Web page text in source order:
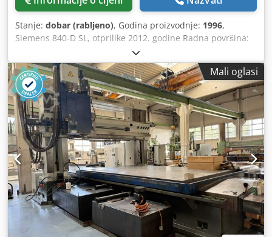
Stanje: dobar (rabljeno), Godina proizvodnje: 1996,
Siemens 840-D SL, otprilike 2012. godine Radna površina:
2200 x 2250 mm Udaljenost između nosača: 3000 mm
Maksimalna visina obratka: 1200 mm Chodpfx Aszq
Ektscwja Maksimalna dubina bušenja: 600 mm Maksimalni
promjer dubinskog bušenja: 35 mm Broj okretaja vretena:
3500 o/min Snaga vretena: 15 kW
Mali oglasi